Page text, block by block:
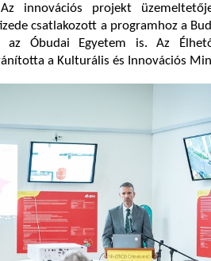
innovációs projekt
csatlakozott a programhoz a
az Óbudai Egyetem is. Az
a Kulturális és Innovációs